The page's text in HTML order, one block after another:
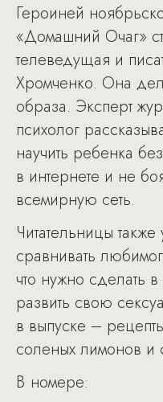
Героиней
«Домашний Очаг»
телеведущая и
Хромченко. Она
образа. Эксперт
психолог
научить ребенка
в интернете и не
всемирную сеть.
Читательницы также
сравнивать
что нужно сделать
развить свою
в выпуске –
соленых лимонов и
В номере: